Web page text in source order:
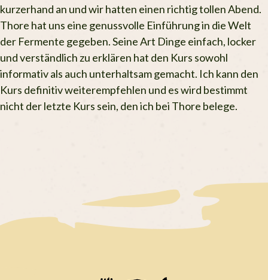
kurzerhand an und wir hatten einen richtig tollen Abend.
Thore hat uns eine genussvolle Einführung in die Welt
der Fermente gegeben. Seine Art Dinge einfach, locker
und verständlich zu erklären hat den Kurs sowohl
informativ als auch unterhaltsam gemacht. Ich kann den
Kurs definitiv weiterempfehlen und es wird bestimmt
nicht der letzte Kurs sein, den ich bei Thore belege.